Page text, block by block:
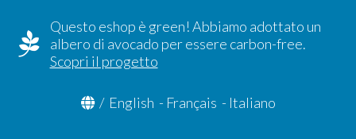
Questo eshop è green! Abbiamo adottato un
albero di avocado per essere carbon-free.
Scopri il progetto
/ English - Français - Italiano